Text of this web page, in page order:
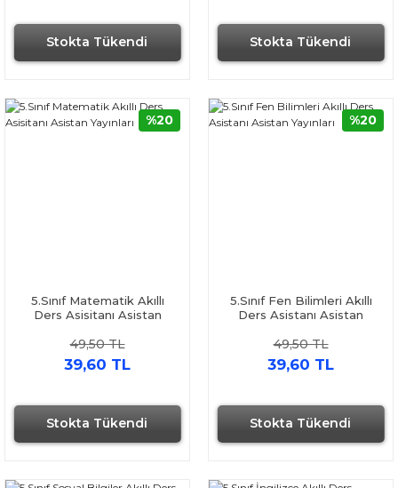
Stokta Tükendi Stokta Tükendi
Stokta Tükendi
5.Sınıf Matematik Akıllı
Ders Asisitanı Asistan
49,50 TL
39,60 TL
%20
Stokta Tükendi
5.Sınıf Fen Bilimleri Akıllı
Ders Asistanı Asistan
49,50 TL
39,60 TL
%20